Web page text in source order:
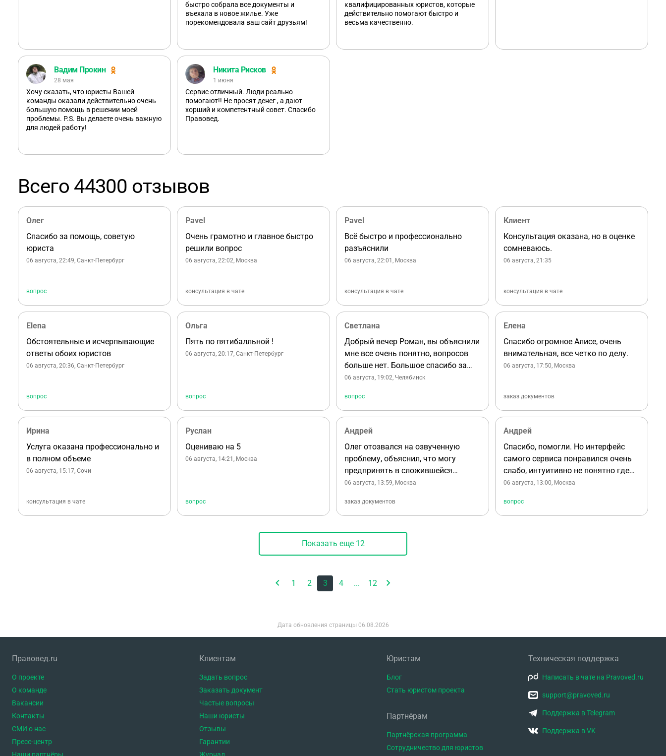
быстро собрала все документы и
въехала в новое жилье. Уже
порекомендовала ваш сайт друзьям!
квалифицированных юристов, которые
действительно помогают быстро и
весьма качественно.
Вадим Прокин
28 мая
Хочу сказать, что юристы Вашей
команды оказали действительно очень
большую помощь в решении моей
проблемы. P.S. Вы делаете очень важную
для людей работу!
Никита Рисков
1 июня
Сервис отличный. Люди реально
помогают!! Не просят денег , а дают
хорший и компетентный совет. Спасибо
Правовед.
Всего 44300 отзывов
Олег
Спасибо за помощь, советую
юриста
06 августа, 22:49, Санкт-Петербург
вопрос
Pavel
Очень грамотно и главное быстро
решили вопрос
06 августа, 22:02, Москва
консультация в чате
Pavel
Всё быстро и профессионально
разъяснили
06 августа, 22:01 , Москва
консультация в чате
Клиент
Консультация оказана, но в оценке
сомневаюсь.
06 августа, 21:35
консультация в чате
Elena
Обстоятельные и исчерпывающие
ответы обоих юристов
06 августа, 20:36, Санкт-Петербург
вопрос
Ольга
Пять по пятибалльной !
06 августа, 20:17, Санкт-Петербург
вопрос
Светлана
Добрый вечер Роман, вы объяснили
мне все очень понятно, вопросов
больше нет. Большое спасибо за
ответ!
06 августа, 19:02, Челябинск
вопрос
Елена
Спасибо огромное Алисе, очень
внимательная, все четко по делу.
06 августа, 17:50, Москва
заказ документов
Ирина
Услуга оказана профессионально и
в полном объеме
06 августа, 15:17, Сочи
консультация в чате
Руслан
Оцениваю на 5
06 августа, 14:21 , Москва
вопрос
Андрей
Олег отозвался на озвученную
проблему, объяснил, что могу
предпринять в сложившейся
ситуации, оперативно помог
документы
06 августа, 13:59, Москва
заказ документов
Андрей
Спасибо, помогли. Но интерфейс
самого сервиса понравился очень
слабо, интуитивно не понятно где
находится тот или иной раздел, где
нужно очень большой путь
проделать, считаю это должно быть
06 августа, 13:00, Москва
вопрос
Показать еще 12
1 2 3 4 ... 12
Дата обновления страницы 06.08.2026
Правовед.ru
О проекте
О команде
Вакансии
Контакты
СМИ о нас
Пресс-центр
Клиентам
Задать вопрос
Заказать документ
Частые вопросы
Наши юристы
Отзывы
Гарантии
Юристам
Блог
Стать юристом проекта
Партнёрам
Партнёрская программа
Сотрудничество для юристов
Техническая поддержка
Написать в чате на Pravoved.ru
support@pravoved.ru
Поддержка в Telegram
Поддержка в VK